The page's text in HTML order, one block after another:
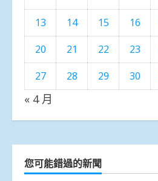
13
14 15 16
20
21 22 23
27
28 29 30
« 4 月
您可能錯過的新聞